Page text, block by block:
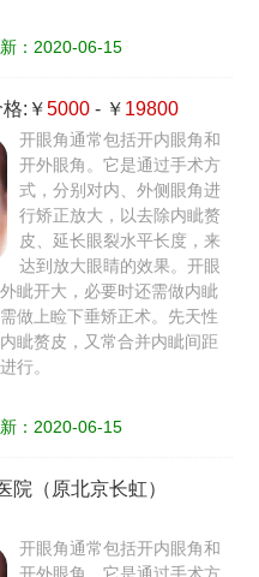
：2020-06-15
格:￥5000 - ￥ 19800
开眼角通常包括开内眼角和
开外眼角。它是通过手术方
式，分别对内、外侧眼角进
行矫正放大，以去除内眦赘
皮、延长眼裂水平长度，来
达到放大眼睛的效果。开眼
眦开大，必要时还需做内眦
做上睑下垂矫正术。先天性
眦赘皮，又常合并内眦间距
行。
：2020-06-15
院（原北京长虹）
开眼角通常包括开内眼角和